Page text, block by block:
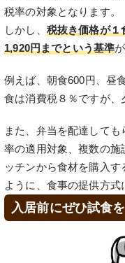
税率の対象となります。
しかし、 税抜き価格が１
1,920円までという基準
例えば、朝食600円、昼
食は消費税８％ですが、
また、弁当を配達して
率の適用対象、複数の
ッチンから食材を購入
ように、食事の提供方式
入居前にぜひ試食を